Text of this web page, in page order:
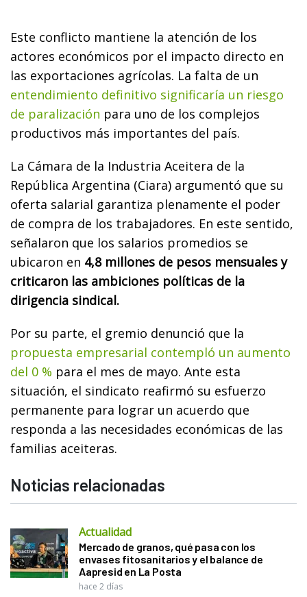
Este conflicto mantiene la atención de los
actores económicos por el impacto directo en
las exportaciones agrícolas. La falta de un
entendimiento definitivo significaría un riesgo
de paralización para uno de los complejos
productivos más importantes del país.
La Cámara de la Industria Aceitera de la
República Argentina (Ciara) argumentó que su
oferta salarial garantiza plenamente el poder
de compra de los trabajadores. En este sentido,
señalaron que los salarios promedios se
ubicaron en 4,8 millones de pesos mensuales y
criticaron las ambiciones políticas de la
dirigencia sindical.
Por su parte, el gremio denunció que la
propuesta empresarial contempló un aumento
del 0 % para el mes de mayo. Ante esta
situación, el sindicato reafirmó su esfuerzo
permanente para lograr un acuerdo que
responda a las necesidades económicas de las
familias aceiteras.
Noticias relacionadas
Actualidad
Mercado de granos, qué pasa con los
envases fitosanitarios y el balance de
Aapresid en La Posta
hace 2 días